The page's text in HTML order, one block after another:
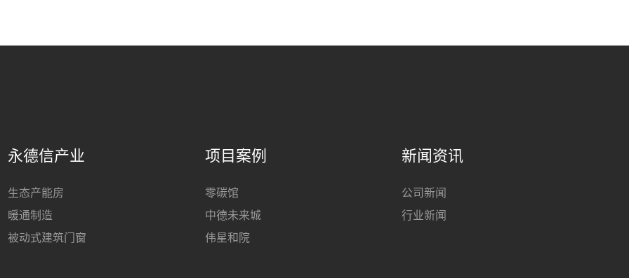
永德信产业
生态产能房
暖通制造
被动式建筑门窗
项目案例
零碳馆
中德未来城
伟星和院
新闻资讯
公司新闻
行业新闻